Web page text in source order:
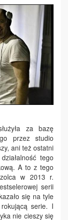
za bazę
przez studio
ani też ostatni
tego
A to z tego
w 2013 r.
serii
się na tyle
serie. I
nie cieszy się